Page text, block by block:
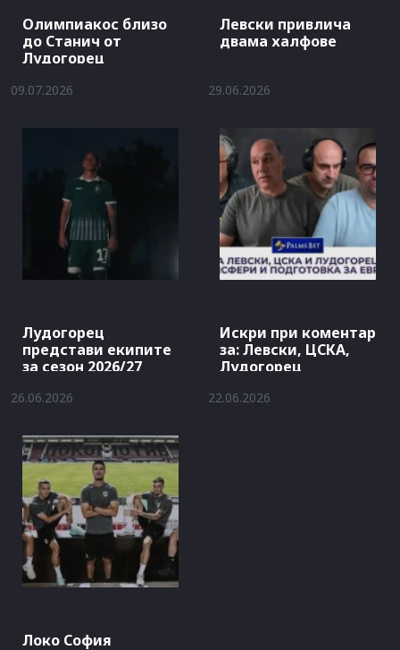
Олимпиакос близо
до Станич от
Лудогорец
09.07.2026
Левски привлича
двама халфове
29.06.2026
Лудогорец
представи екипите
за сезон 2026/27
26.06.2026
Искри при коментар
за: Левски, ЦСКА,
Лудогорец
22.06.2026
Локо София